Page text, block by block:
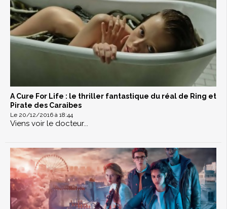
A Cure For Life : le thriller fantastique du réal de Ring et
Pirate des Caraibes
Le 20/12/2016 à 18:44
Viens voir le docteur...